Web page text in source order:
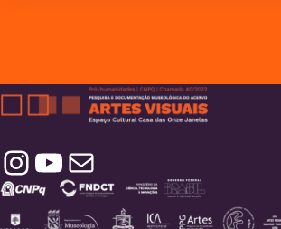
Instagram YouTube Contatos